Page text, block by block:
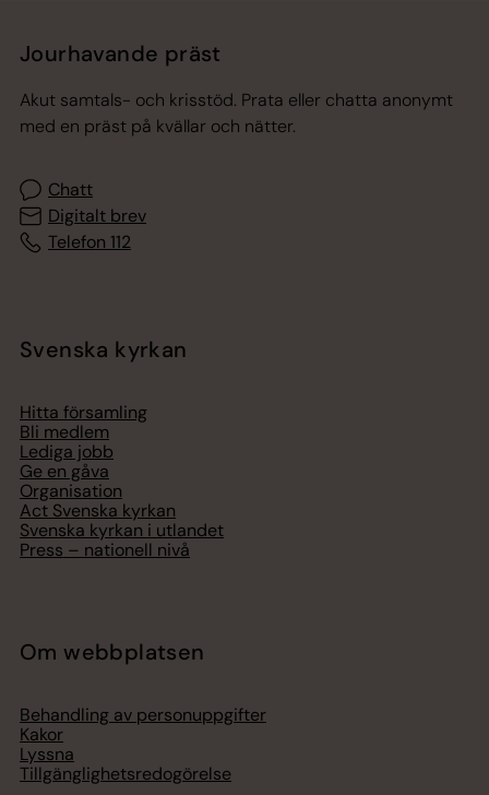
Jourhavande präst
Akut samtals- och krisstöd. Prata eller chatta anonymt
med en präst på kvällar och nätter.
Chatt
Digitalt brev
Telefon 112
Svenska kyrkan
Hitta församling
Bli medlem
Lediga jobb
Ge en gåva
Organisation
Act Svenska kyrkan
Svenska kyrkan i utlandet
Press – nationell nivå
Om webbplatsen
Behandling av personuppgifter
Kakor
Lyssna
Tillgänglighetsredogörelse